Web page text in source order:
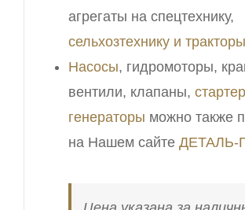
агрегаты на спецтехнику,
сельхозтехнику и
Насосы, гидромоторы,
вентили, клапаны,
генераторы можно также
на Нашем сайте ДЕТАЛЬ-